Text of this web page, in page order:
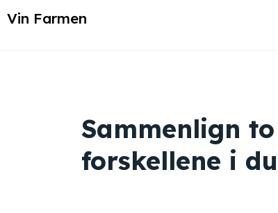
Vin Farmen
Sammenlign
forskellene i